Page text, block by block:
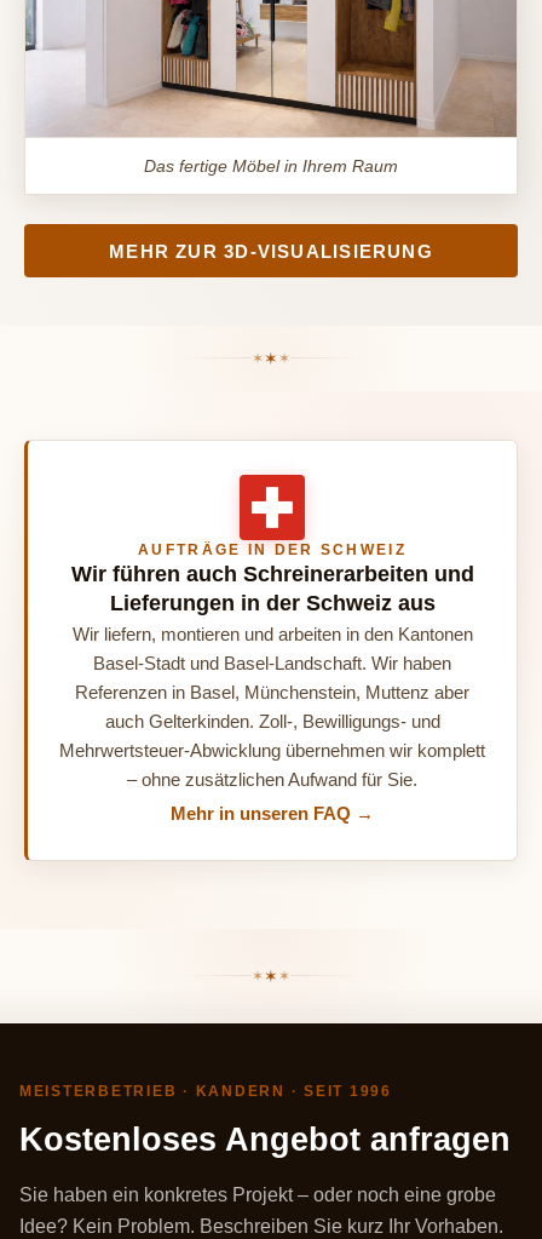
Das fertige Möbel in Ihrem Raum
MEHR ZUR 3D-VISUALISIERUNG
✶✶ ✶
AUFTRÄGE IN DER SCHWEIZ
Wir führen auch Schreinerarbeiten und
Lieferungen in der Schweiz aus
Wir liefern, montieren und arbeiten in den Kantonen
Basel-Stadt und Basel-Landschaft. Wir haben
Referenzen in Basel, Münchenstein, Muttenz aber
auch Gelterkinden. Zoll-, Bewilligungs- und
Mehrwertsteuer-Abwicklung übernehmen wir komplett
– ohne zusätzlichen Aufwand für Sie.
Mehr in unseren FAQ →
✶✶ ✶
MEISTERBETRIEB · KANDERN · SEIT 1996
Kostenloses Angebot anfragen
Sie haben ein konkretes Projekt – oder noch eine grobe
Idee? Kein Problem. Beschreiben Sie kurz Ihr Vorhaben.